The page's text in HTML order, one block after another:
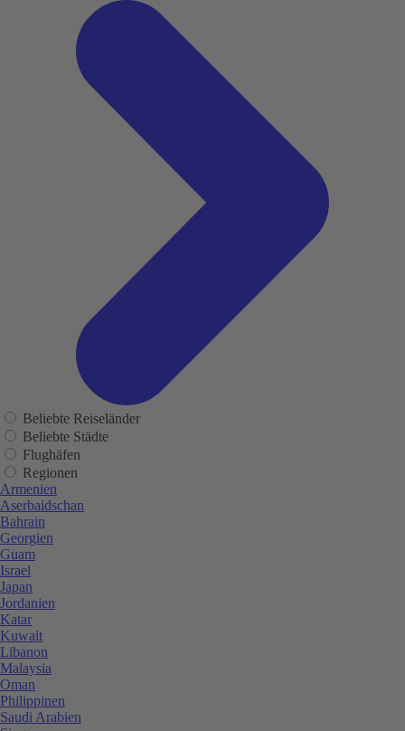
Beliebte Reiseländer
Beliebte Städte
Flughäfen
Regionen
Armenien
Aserbaidschan
Bahrain
Georgien
Guam
Israel
Japan
Jordanien
Katar
Kuwait
Libanon
Malaysia
Oman
Philippinen
Saudi Arabien